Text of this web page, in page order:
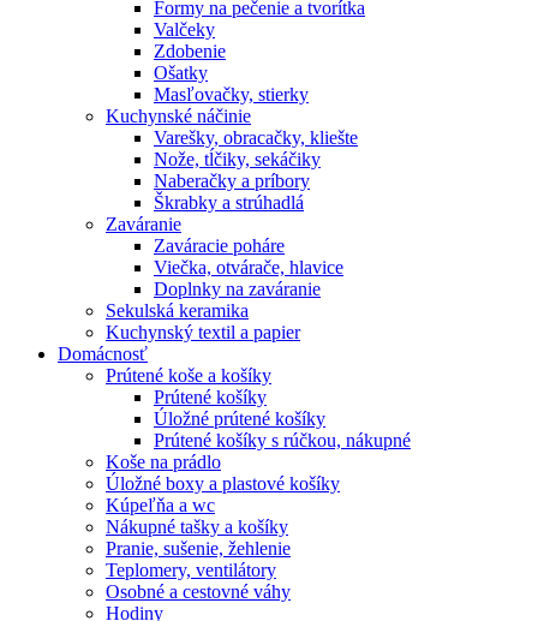
Formy na pečenie a tvorítka
Valčeky
Zdobenie
Ošatky
Masľovačky, stierky
Kuchynské náčinie
Varešky, obracačky, kliešte
Nože, tĺčiky, sekáčiky
Naberačky a príbory
Škrabky a strúhadlá
Zaváranie
Zaváracie poháre
Viečka, otvárače, hlavice
Doplnky na zaváranie
Sekulská keramika
Kuchynský textil a papier
Domácnosť
Prútené koše a košíky
Prútené košíky
Úložné prútené košíky
Prútené košíky s rúčkou, nákupné
Koše na prádlo
Úložné boxy a plastové košíky
Kúpeľňa a wc
Nákupné tašky a košíky
Pranie, sušenie, žehlenie
Teplomery, ventilátory
Osobné a cestovné váhy
Hodiny